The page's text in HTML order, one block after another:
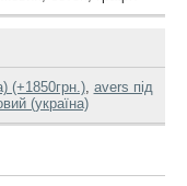
(+1850грн.), avers під
(україна)